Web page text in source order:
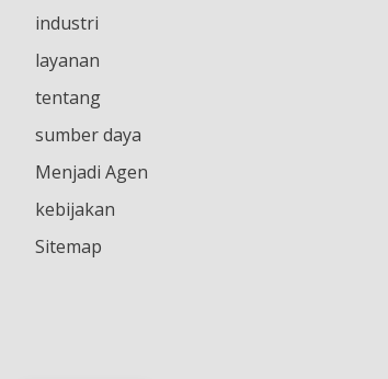
industri
layanan
tentang
sumber daya
Menjadi Agen
kebijakan
Sitemap